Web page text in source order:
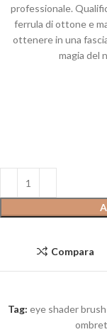
professionale.
ferrula di ottone e
ottenere in una
magia del
Compara
Tag: eye shader brush